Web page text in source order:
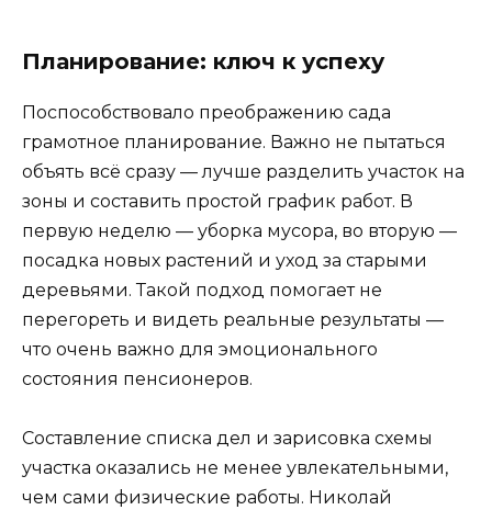
Планирование: ключ к успеху
Поспособствовало преображению сада
грамотное планирование. Важно не пытаться
объять всё сразу — лучше разделить участок на
зоны и составить простой график работ. В
первую неделю — уборка мусора, во вторую —
посадка новых растений и уход за старыми
деревьями. Такой подход помогает не
перегореть и видеть реальные результаты —
что очень важно для эмоционального
состояния пенсионеров.
Составление списка дел и зарисовка схемы
участка оказались не менее увлекательными,
чем сами физические работы. Николай